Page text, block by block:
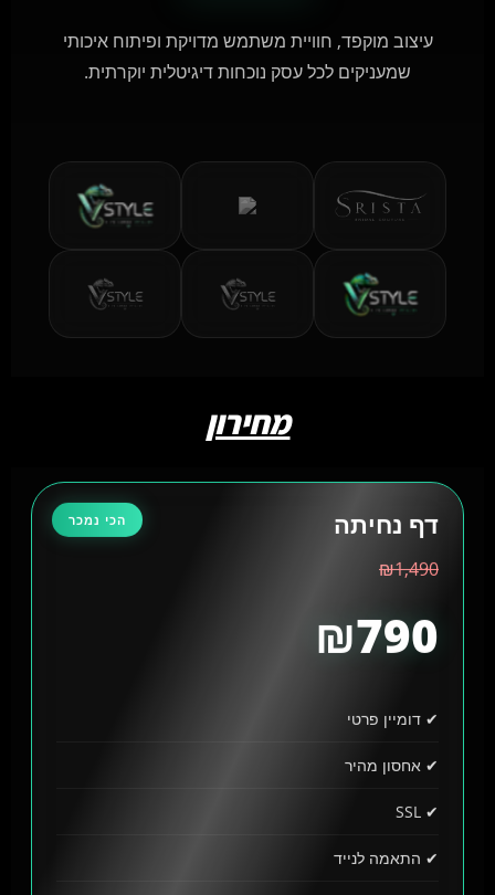
עיצוב מוקפד, חוויית משתמש מדויקת ופיתוח איכותי
שמעניקים לכל עסק נוכחות דיגיטלית יוקרתית.
מחירון
הכי נמכר דף נחיתה
₪1,490
₪790
✔ דומיין פרטי
✔ אחסון מהיר
✔ SSL
✔ התאמה לנייד